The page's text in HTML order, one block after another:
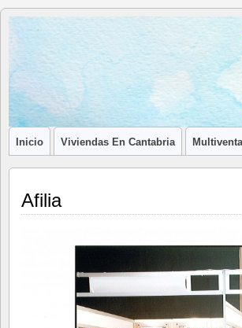
Blog de
Afilia
Inmobiliarias
LA ASOCIACIÓN DE LOS
Inicio Viviendas En Cantabria
Afilia